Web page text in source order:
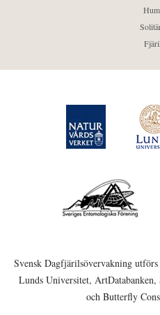
Svensk Dagfjärilsövervakning
Lunds Universitet,
och Butterfly